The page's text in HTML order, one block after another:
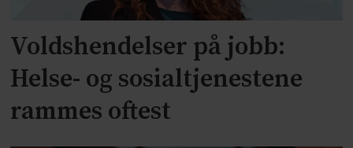
Voldshendelser på jobb:
Helse- og sosialtjenestene
rammes oftest